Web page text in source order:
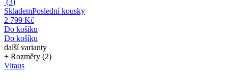
(3)
SklademPoslední kousky
2 799 Kč
Do košíku
Do košíku
další varianty
+ Rozměry (2)
Vitaus